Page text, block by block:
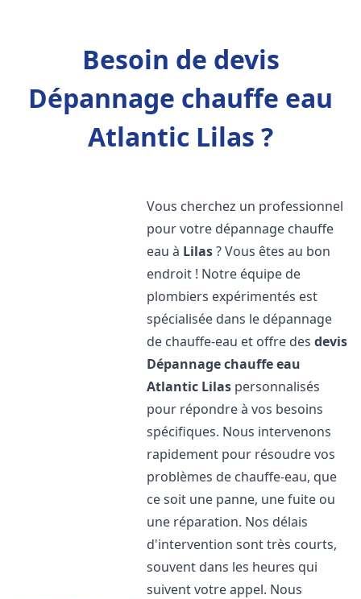
Besoin de devis
Dépannage chauffe eau
Atlantic Lilas ?
Vous cherchez un professionnel
pour votre dépannage chauffe
eau à Lilas? Vous êtes au bon
endroit ! Notre équipe de
plombiers expérimentés est
spécialisée dans le dépannage
de chauffe-eau et offre desdevis
Dépannage chauffe eau
Atlantic Lilas personnalisés
pour répondre à vos besoins
spécifiques. Nous intervenons
rapidement pour résoudre vos
problèmes de chauffe-eau, que
ce soit une panne, une fuite ou
une réparation. Nos délais
d'intervention sont très courts,
souvent dans les heures qui
suivent votre appel. Nous